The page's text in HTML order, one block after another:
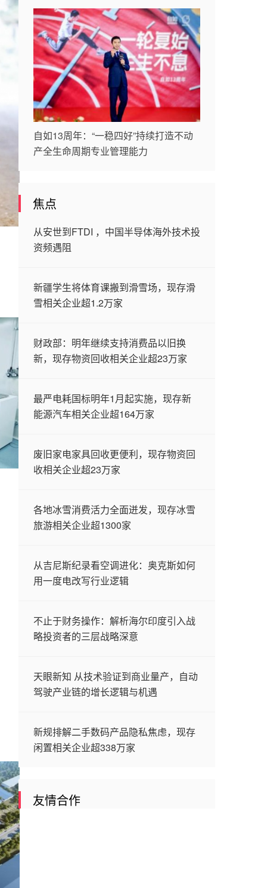
自如13周年：“一稳四好”持续打造不动
产全生命周期专业管理能力
焦点
从安世到FTDI ，中国半导体海外技术投
资频遇阻
新疆学生将体育课搬到滑雪场，现存滑
雪相关企业超1.2万家
财政部：明年继续支持消费品以旧换
新，现存物资回收相关企业超23万家
最严电耗国标明年1月起实施，现存新
能源汽车相关企业超164万家
废旧家电家具回收更便利，现存物资回
收相关企业超23万家
各地冰雪消费活力全面迸发，现存冰雪
旅游相关企业超1300家
从吉尼斯纪录看空调进化：奥克斯如何
用一度电改写行业逻辑
不止于财务操作：解析海尔印度引入战
略投资者的三层战略深意
天眼新知 从技术验证到商业量产，自动
驾驶产业链的增长逻辑与机遇
新规排解二手数码产品隐私焦虑，现存
闲置相关企业超338万家
友情合作